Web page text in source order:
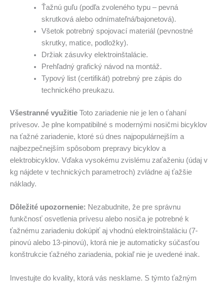
Ťažnú guľu (podľa zvoleného typu – pevná
skrutková alebo odnímateľná/bajonetová).
Všetok potrebný spojovací materiál (pevnostné
skrutky, matice, podložky).
Držiak zásuvky elektroinštalácie.
Prehľadný grafický návod na montáž.
Typový list (certifikát) potrebný pre zápis do
technického preukazu.
Všestranné využitie Toto zariadenie nie je len o ťahaní
prívesov. Je plne kompatibilné s modernými nosičmi bicyklov
na ťažné zariadenie, ktoré sú dnes najpopulárnejším a
najbezpečnejším spôsobom prepravy bicyklov a
elektrobicyklov. Vďaka vysokému zvislému zaťaženiu (údaj v
kg nájdete v technických parametroch) zvládne aj ťažšie
náklady.
Dôležité upozornenie: Nezabudnite, že pre správnu
funkčnosť osvetlenia prívesu alebo nosiča je potrebné k
ťažnému zariadeniu dokúpiť aj vhodnú elektroinštaláciu (7-
pinovú alebo 13-pinovú), ktorá nie je automaticky súčasťou
konštrukcie ťažného zariadenia, pokiaľ nie je uvedené inak.
Investujte do kvality, ktorá vás nesklame. S týmto ťažným